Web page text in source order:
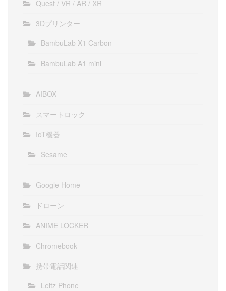
Quest / VR / AR / XR
3Dプリンター
BambuLab X1 Carbon
BambuLab A1 mini
AIBOX
スマートロック
IoT機器
Sesame
Google Home
ドローン
ANIME LOCKER
Chromebook
携帯電話関連
Leitz Phone